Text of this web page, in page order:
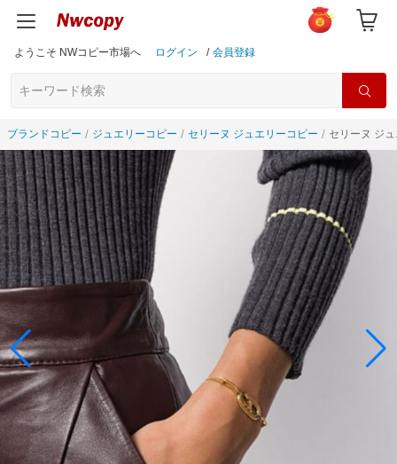
ようこそ NWコピー市場へ ログイン / 会員登録
ブランドコピー ジュエリーコピー セリーヌ ジュエリーコピー セリーヌ ジ